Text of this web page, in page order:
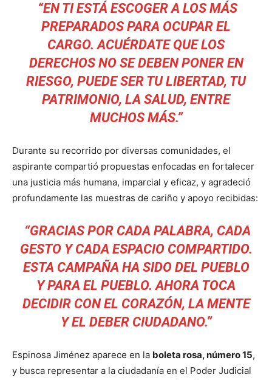
“EN TI ESTÁ ESCOGER A LOS MÁS
PREPARADOS PARA OCUPAR EL
CARGO. ACUÉRDATE QUE LOS
DERECHOS NO SE DEBEN PONER EN
RIESGO, PUEDE SER TU LIBERTAD, TU
PATRIMONIO, LA SALUD, ENTRE
MUCHOS MÁS.”
Durante su recorrido por diversas comunidades, el
aspirante compartió propuestas enfocadas en fortalecer
una justicia más humana, imparcial y eficaz, y agradeció
profundamente las muestras de cariño y apoyo recibidas:
“GRACIAS POR CADA PALABRA, CADA
GESTO Y CADA ESPACIO COMPARTIDO.
ESTA CAMPAÑA HA SIDO DEL PUEBLO
Y PARA EL PUEBLO. AHORA TOCA
DECIDIR CON EL CORAZÓN, LA MENTE
Y EL DEBER CIUDADANO.”
Espinosa Jiménez aparece en la boleta rosa, número 15,
y busca representar a la ciudadanía en el Poder Judicial